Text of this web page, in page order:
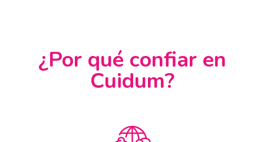
¿Por qué confiar en
Cuidum?